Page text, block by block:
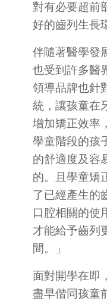
對有必要超前
好的齒列生長
伴隨著醫學發
也受到許多醫
領導品牌也針
統，讓孩童在
增加矯正效率
學童階段的孩
的舒適度及容
的。且學童矯
了已經產生的
口腔相關的使
才能給予齒列
間。」
面對開學在即
盡早偕同孩童